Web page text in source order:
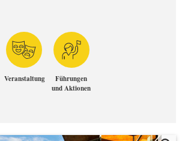
Veranstaltung
Führungen
und Aktionen